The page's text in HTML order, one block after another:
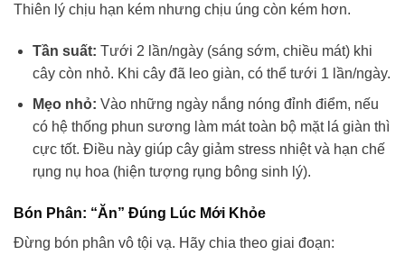
Thiên lý chịu hạn kém nhưng chịu úng còn kém hơn.
Tần suất: Tưới 2 lần/ngày (sáng sớm, chiều mát) khi
cây còn nhỏ. Khi cây đã leo giàn, có thể tưới 1 lần/ngày.
Mẹo nhỏ: Vào những ngày nắng nóng đỉnh điểm, nếu
có hệ thống phun sương làm mát toàn bộ mặt lá giàn thì
cực tốt. Điều này giúp cây giảm stress nhiệt và hạn chế
rụng nụ hoa (hiện tượng rụng bông sinh lý).
Bón Phân: “Ăn” Đúng Lúc Mới Khỏe
Đừng bón phân vô tội vạ. Hãy chia theo giai đoạn: